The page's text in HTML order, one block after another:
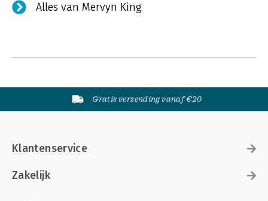
Alles van Mervyn King
Gratis verzending vanaf €20
Klantenservice
Zakelijk